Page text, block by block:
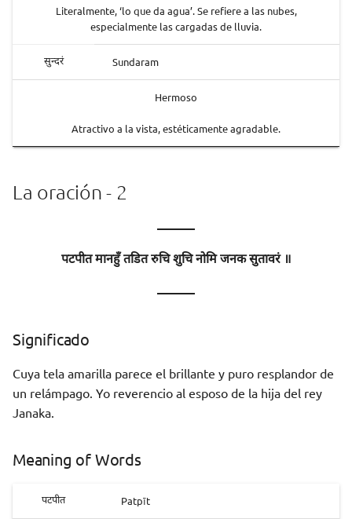
Literalmente, ‘lo que da agua’. Se refiere a las nubes,
especialmente las cargadas de lluvia.
सुन्दरं Sundaram
Hermoso
Atractivo a la vista, estéticamente agradable.
La oración - 2
———
पटपीत मानहुँ तडित रुचि शुचि नोमि जनक सुतावरं ॥
———
Significado
Cuya tela amarilla parece el brillante y puro resplandor de
un relámpago. Yo reverencio al esposo de la hija del rey
Janaka.
Meaning of Words
पटपीत Patpīt